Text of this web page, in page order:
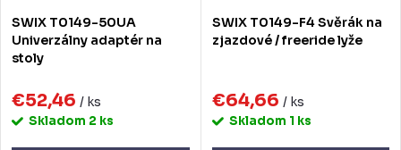
SWIX T0149-50UA
Univerzálny adaptér na
stoly
€52,46 / ks
Skladom 2 ks
SWIX T0149-F4 Svěrák na
zjazdové / freeride lyže
€64,66 / ks
Skladom 1 ks